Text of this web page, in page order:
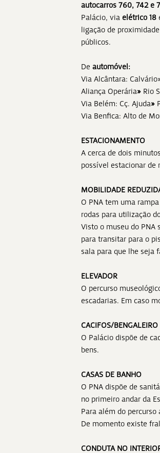
autocarros 760, 742 e
Palácio, via elétrico 18
ligação de
públicos.
De automóvel:
Via Alcântara:
Aliança Operária» Rio
Via Belém: Cç. Ajuda»
Via Benfica: Alto de
ESTACIONAMENTO
A cerca de dois
possível estacionar de
MOBILIDADE
O PNA tem uma
rodas para utilização
Visto o museu do PNA
para transitar para o
sala para que lhe seja
ELEVADOR
O percurso
escadarias. Em caso
CACIFOS/BENGALEIRO
O Palácio dispõe de
bens.
CASAS DE BANHO
O PNA dispõe de
no primeiro andar da
Para além do
De momento existe
CONDUTA NO